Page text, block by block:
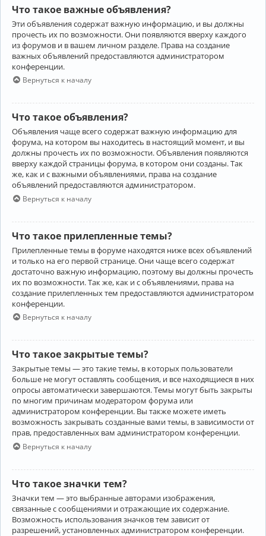
Что такое важные объявления?
Эти объявления содержат важную информацию, и вы должны
прочесть их по возможности. Они появляются вверху каждого
из форумов и в вашем личном разделе. Права на создание
важных объявлений предоставляются администратором
конференции.
Вернуться к началу
Что такое объявления?
Объявления чаще всего содержат важную информацию для
форума, на котором вы находитесь в настоящий момент, и вы
должны прочесть их по возможности. Объявления появляются
вверху каждой страницы форума, в котором они созданы. Так
же, как и с важными объявлениями, права на создание
объявлений предоставляются администратором.
Вернуться к началу
Что такое прилепленные темы?
Прилепленные темы в форуме находятся ниже всех объявлений
и только на его первой странице. Они чаще всего содержат
достаточно важную информацию, поэтому вы должны прочесть
их по возможности. Так же, как и с объявлениями, права на
создание прилепленных тем предоставляются администратором
конференции.
Вернуться к началу
Что такое закрытые темы?
Закрытые темы — это такие темы, в которых пользователи
больше не могут оставлять сообщения, и все находящиеся в них
опросы автоматически завершаются. Темы могут быть закрыты
по многим причинам модератором форума или
администратором конференции. Вы также можете иметь
возможность закрывать созданные вами темы, в зависимости от
прав, предоставленных вам администратором конференции.
Вернуться к началу
Что такое значки тем?
Значки тем — это выбранные авторами изображения,
связанные с сообщениями и отражающие их содержание.
Возможность использования значков тем зависит от
разрешений, установленных администратором конференции.